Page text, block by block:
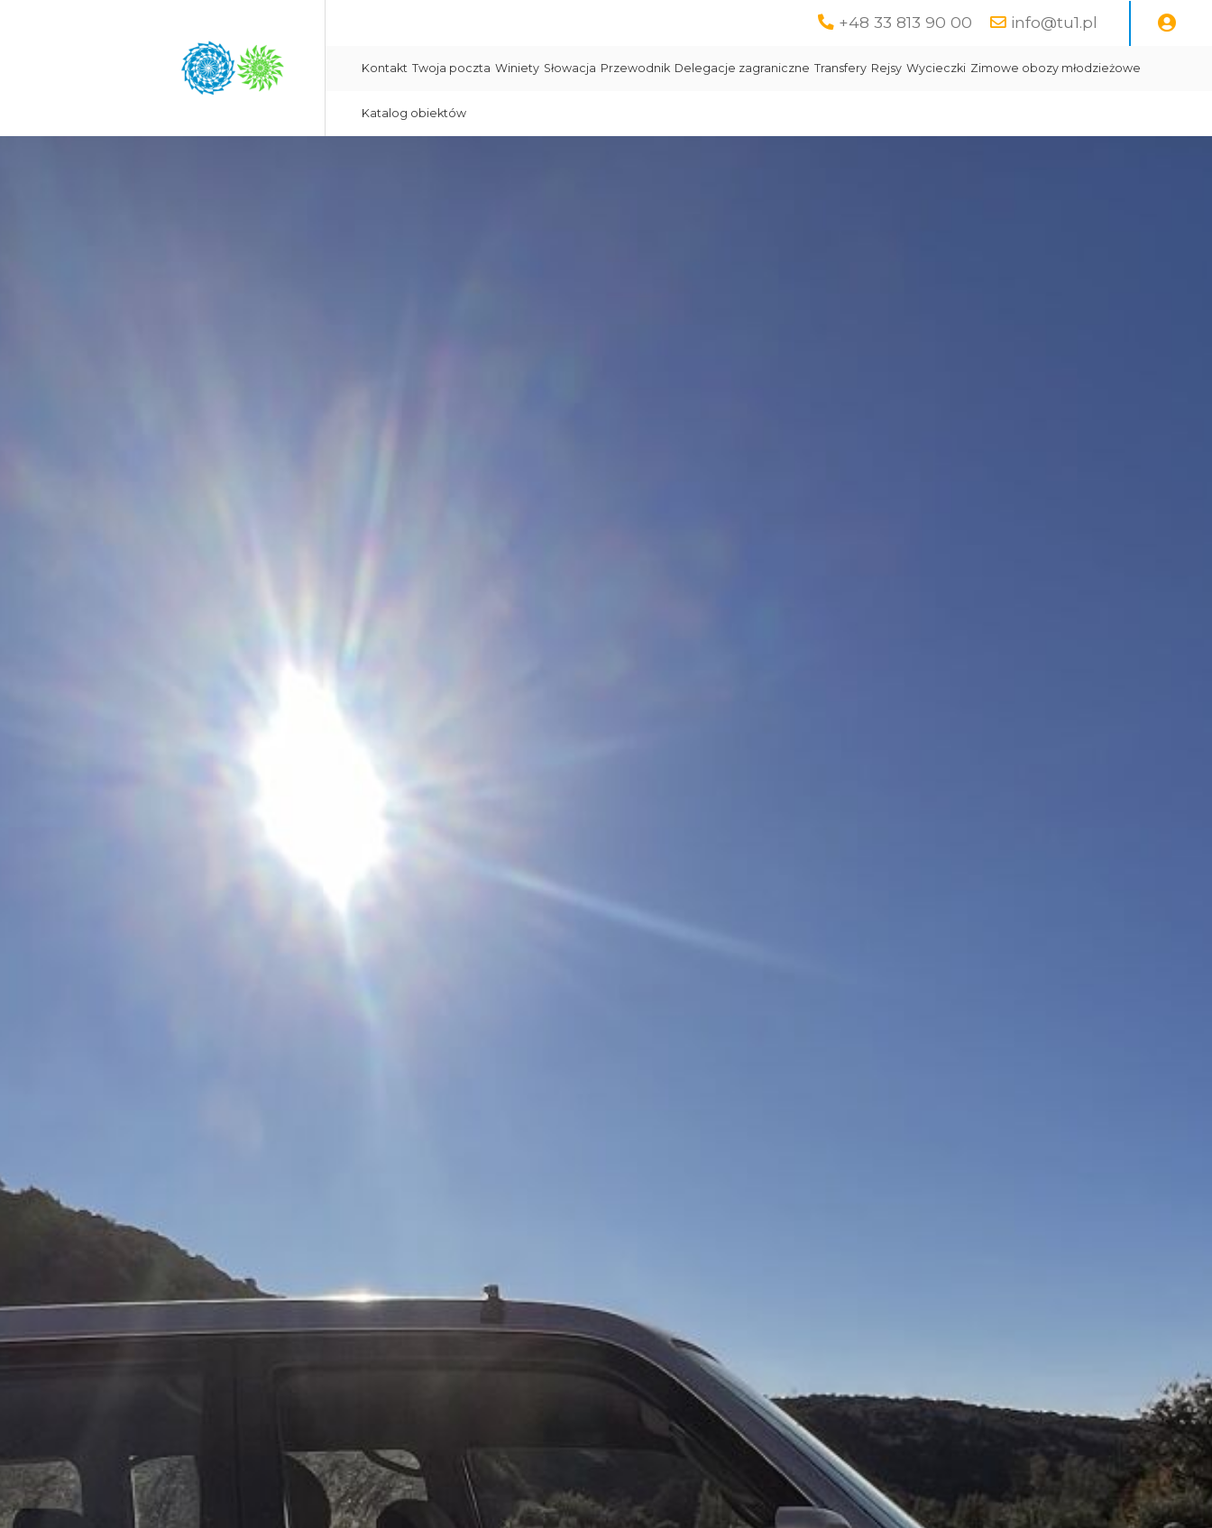
+48 33 813 90 00 info@tu1.pl
Kontakt Twoja poczta Winiety Słowacja Przewodnik Delegacje zagraniczne Transfery Rejsy Wycieczki Zimowe obozy młodzieżowe
Katalog obiektów